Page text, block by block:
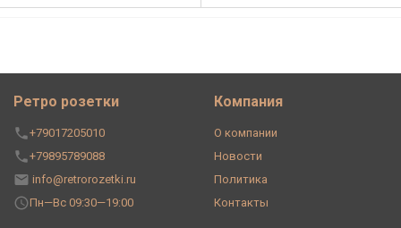
Ретро розетки
+79017205010
+79895789088
info@retrorozetki.ru
Пн—Вс 09:30—19:00
Компания
О компании
Новости
Политика
Контакты